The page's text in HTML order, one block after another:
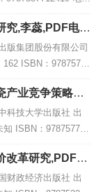
格式] 内容简介 该
究,李蕊,PDF电子
版集团股份有限公司
ISBN：97875731
清扫描版PDF格式]
产业竞争策略研
科技大学出版社 出
ISBN：978757721
清扫描版PDF格式] 内
改革研究,PDF电
财政经济出版社 出